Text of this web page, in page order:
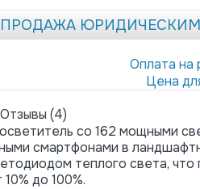
ПРОДАЖА
Оплата на
Цена
Отзывы (4)
со 162 мощными
смартфонами в
теплого света, что
до 100%.